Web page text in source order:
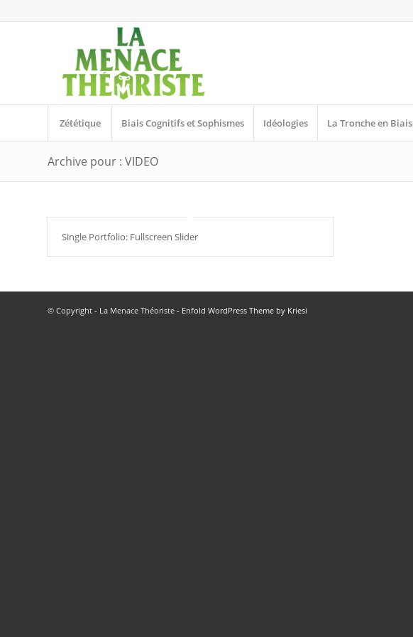
Zététique Biais Cognitifs et Sophismes Idéologies La Tronche en Biais
Archive pour : VIDEO
Single Portfolio: Fullscreen Slider
© Copyright - La Menace Théoriste - Enfold WordPress Theme by Kriesi